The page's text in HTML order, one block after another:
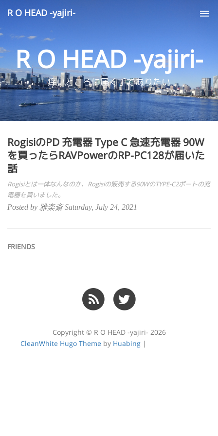
R O HEAD -yajiri-
R O HEAD -yajiri-
痒いところに届く手でありたい
RogisiのPD 充電器 Type C 急速充電器 90W
を買ったらRAVPowerのRP-PC128が届いた
話
Rogisiとは一体なんなのか、Rogisiの販売する90WのTYPE-C2ポートの充
電器を買いました。
Posted by 雅楽斎 Saturday, July 24, 2021
FRIENDS
Copyright © R O HEAD -yajiri- 2026
CleanWhite Hugo Theme by Huabing|